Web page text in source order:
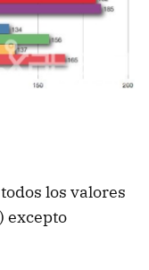
los valores
) excepto